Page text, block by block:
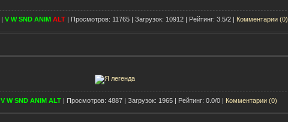
| V W SND ANIM ALT | Просмотров: 11765 | Загрузок: 10912 | Рейтинг: 3.5/2 | Комментарии (0)
V W SND ANIM ALT | Просмотров: 4887 | Загрузок: 1965 | Рейтинг: 0.0/0 | Комментарии (0)